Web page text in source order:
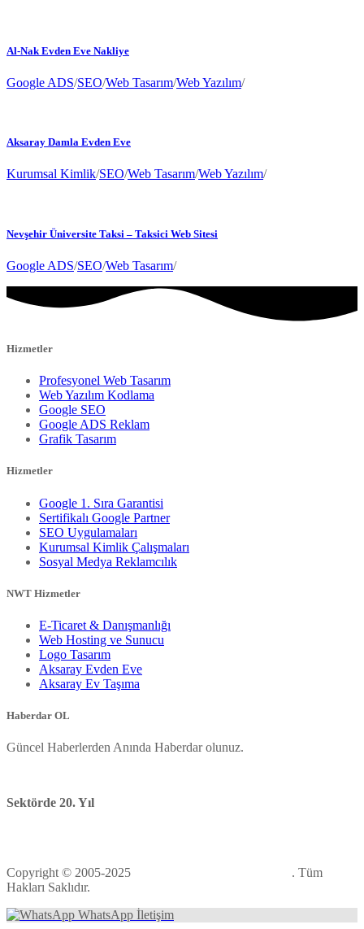
Al-Nak Evden Eve Nakliye
Google ADS/SEO/Web Tasarım/Web Yazılım/
Aksaray Damla Evden Eve
Kurumsal Kimlik/SEO/Web Tasarım/Web Yazılım/
Nevşehir Üniversite Taksi – Taksici Web Sitesi
Google ADS/SEO/Web Tasarım/
Hizmetler
Profesyonel Web Tasarım
Web Yazılım Kodlama
Google SEO
Google ADS Reklam
Grafik Tasarım
Hizmetler
Google 1. Sıra Garantisi
Sertifikalı Google Partner
SEO Uygulamaları
Kurumsal Kimlik Çalışmaları
Sosyal Medya Reklamcılık
NWT Hizmetler
E-Ticaret & Danışmanlığı
Web Hosting ve Sunucu
Logo Tasarım
Aksaray Evden Eve
Aksaray Ev Taşıma
Haberdar OL
Güncel Haberlerden Anında Haberdar olunuz.
Sektörde 20. Yıl
Copyright © 2005-2025
. Tüm
Hakları Saklıdır.
WhatsApp İletişim